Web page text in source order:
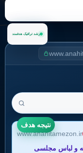
www.anahitamezon.ir
و لباس مجلسی
نتیجه هدف
رشد ترافیک هدفمند